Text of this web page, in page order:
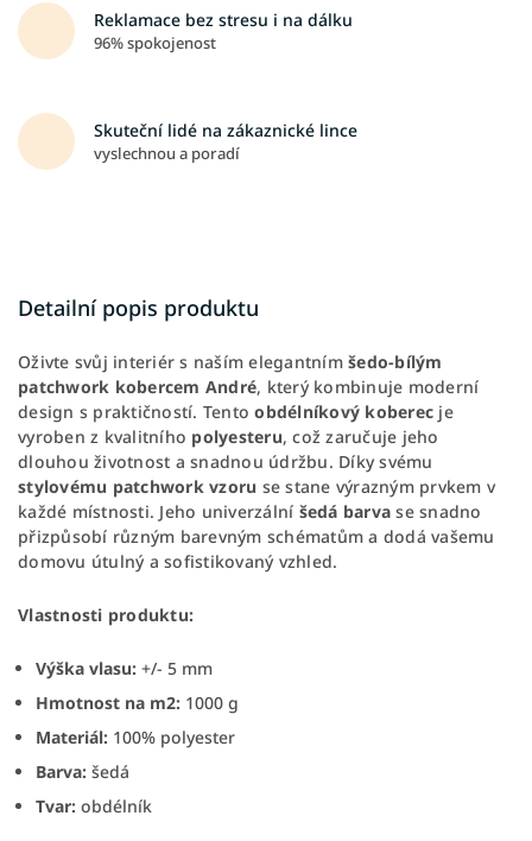
Reklamace bez stresu i na dálku
96% spokojenost
Skuteční lidé na zákaznické lince
vyslechnou a poradí
Detailní popis produktu
Oživte svůj interiér s naším elegantním šedo-bílým
patchwork kobercem André, který kombinuje moderní
design s praktičností. Tentoobdélníkový koberec je
vyroben z kvalitního polyesteru, což zaručuje jeho
dlouhou životnost a snadnou údržbu. Díky svému
stylovému patchwork vzoru se stane výrazným prvkem v
každé místnosti. Jeho univerzální šedá barva se snadno
přizpůsobí různým barevným schématům a dodá vašemu
domovu útulný a sofistikovaný vzhled.
Vlastnosti produktu:
Výška vlasu: +/- 5 mm
Hmotnost na m2: 1000 g
Materiál: 100% polyester
Barva: šedá
Tvar: obdélník